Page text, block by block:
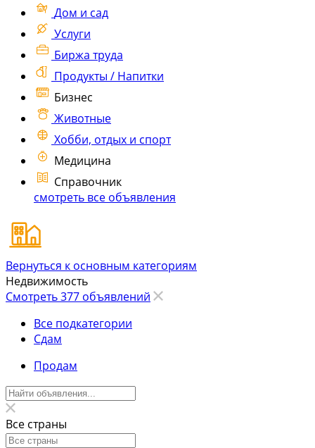
Дом и сад
Услуги
Биржа труда
Продукты / Напитки
Бизнес
Животные
Хобби, отдых и спорт
Медицина
Справочник
смотреть все объявления
Вернуться к основным категориям
Недвижимость
Смотреть 377 объявлений
Все подкатегории
Сдам
Продам
Все страны